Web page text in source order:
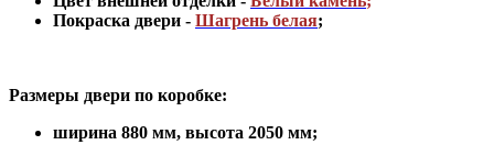
Покраска двери - Шагрень белая;
Размеры двери по коробке:
ширина 880 мм, высота 2050 мм;